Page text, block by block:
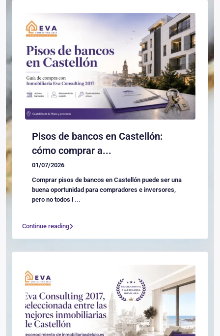
Pisos de bancos en Castellón:
cómo comprar a...
01/07/2026
Comprar pisos de bancos en Castellón puede ser una
buena oportunidad para compradores e inversores,
pero no todos l ...
Continue reading